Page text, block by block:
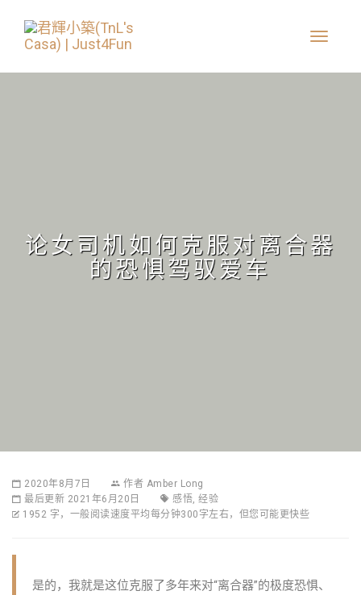
论女司机如何克服对离合器
的恐惧驾驭爱车
2020年8月7日 作者 Amber Long
最后更新 2021年6月20日
感悟, 经验
1952 字，一般阅读速度平均每分钟300字左右，但您可能更快些
是的，我就是这位克服了多年来对“离合器”的极度恐惧、